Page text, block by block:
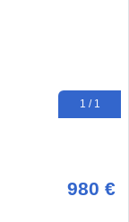
1 / 1
980 €